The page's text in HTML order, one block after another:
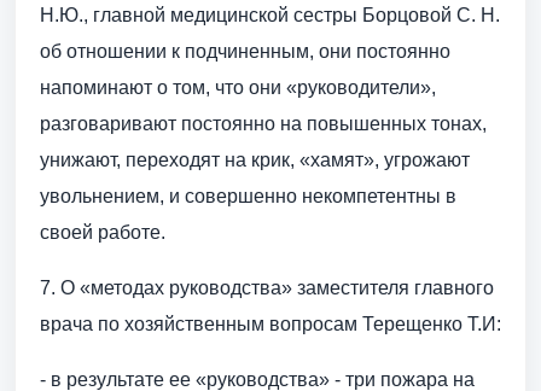
Н.Ю., главной медицинской сестры Борцовой С. Н.
об отношении к подчиненным, они постоянно
напоминают о том, что они «руководители»,
разговаривают постоянно на повышенных тонах,
унижают, переходят на крик, «хамят», угрожают
увольнением, и совершенно некомпетентны в
своей работе.
7. О «методах руководства» заместителя главного
врача по хозяйственным вопросам Терещенко Т.И:
- в результате ее «руководства» - три пожара на